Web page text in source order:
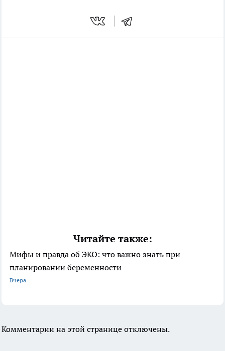
Читайте также:
Мифы и правда об ЭКО: что важно знать при
планировании беременности
Вчера
Комментарии на этой странице отключены.